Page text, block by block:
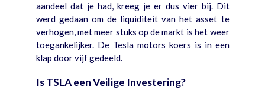
aandeel dat je had, kreeg je er dus vier bij. Dit
werd gedaan om de liquiditeit van het asset te
verhogen, met meer stuks op de markt is het weer
toegankelijker. De Tesla motors koers is in een
klap door vijf gedeeld.
Is TSLA een Veilige Investering?